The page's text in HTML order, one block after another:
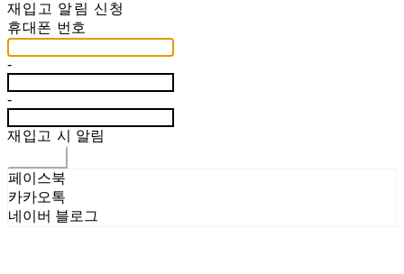
재입고 알림 신청
휴대폰 번호
-
-
재입고 시 알림
페이스북
카카오톡
네이버 블로그